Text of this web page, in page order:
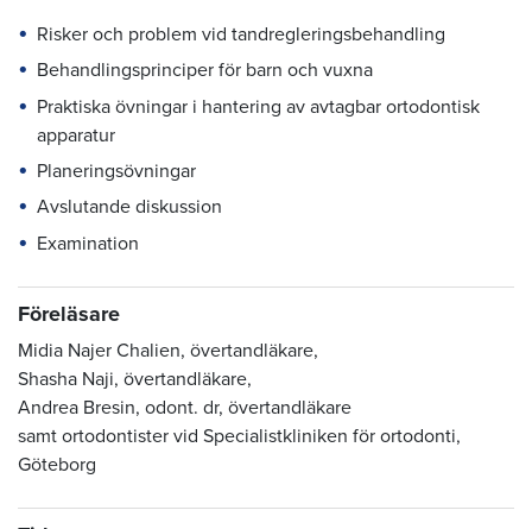
Risker och problem vid tandregleringsbehandling
Behandlingsprinciper för barn och vuxna
Praktiska övningar i hantering av avtagbar ortodontisk
apparatur
Planeringsövningar
Avslutande diskussion
Examination
Föreläsare
Midia Najer Chalien, övertandläkare,
Shasha Naji, övertandläkare,
Andrea Bresin, odont. dr, övertandläkare
samt ortodontister vid Specialistkliniken för ortodonti,
Göteborg